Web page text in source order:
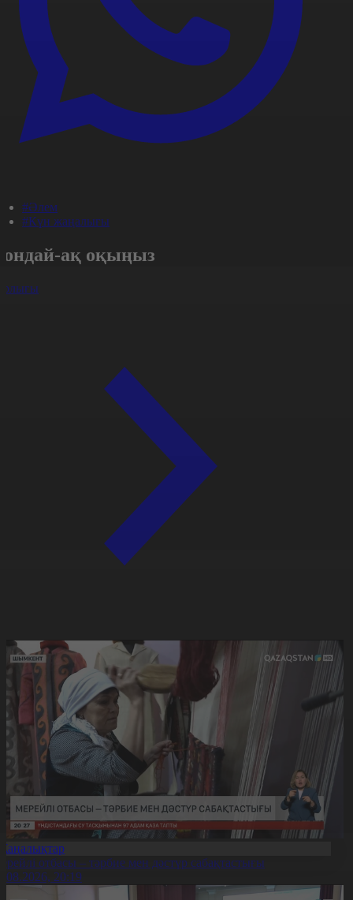
#Әлем
#Күн жаңалығы
ақ оқыңыз
отбасы – тәрбие мен дәстүр сабақтастығы
20:19